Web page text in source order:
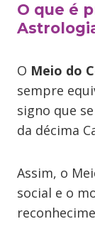
O que é
O Meio do
sempre
signo que
da décima
Assim, o
social e o